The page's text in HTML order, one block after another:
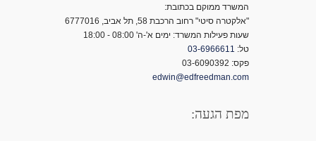
המשרד ממוקם בכתובת:
"אלקטרה סיטי" רחוב הרכבת 58, תל אביב, 6777016
שעות פעילות המשרד: ימים א'-ה' 08:00 - 18:00
טל: 03-6966611
פקס: 03-6090392
edwin@edfreedman.com
מפת הגעה: